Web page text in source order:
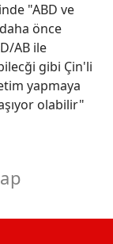
"ABD ve
önce
AB ile
gibi Çin'li
yapmaya
olabilir"